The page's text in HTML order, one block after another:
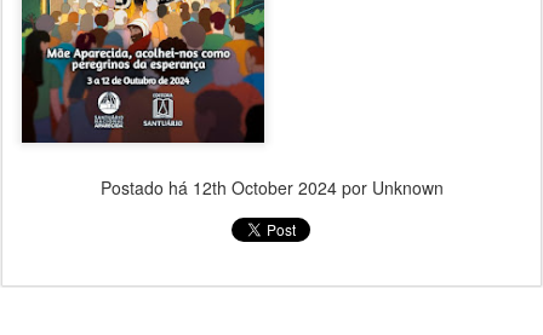
Postado há 12th October 2024por Unknown